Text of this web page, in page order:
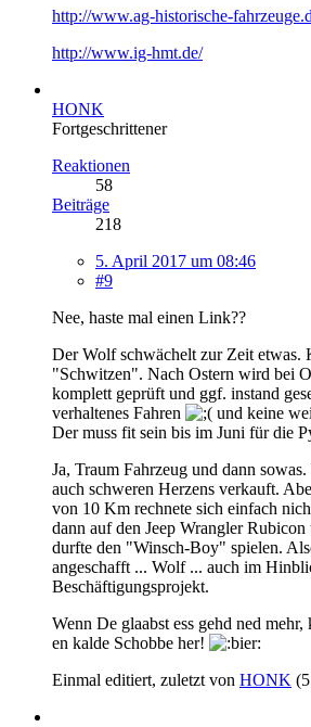
http://www.ag-historische-
http://www.ig-hmt.de/
HONK
Fortgeschrittener
Reaktionen
58
Beiträge
218
5. April 2017 um 08:46
#9
Nee, haste mal einen Link??
Der Wolf schwächelt zur Zeit etwas.
"Schwitzen". Nach Ostern wird bei
komplett geprüft und ggf. instand
verhaltenes Fahren
und keine
Der muss fit sein bis im Juni für die
Ja, Traum Fahrzeug und dann
auch schweren Herzens verkauft.
von 10 Km rechnete sich einfach
dann auf den Jeep Wrangler Rubicon
durfte den "Winsch-Boy" spielen.
angeschafft ... Wolf ... auch im
Beschäftigungsprojekt.
Wenn De glaabst ess gehd ned
en kalde Schobbe her!
Einmal editiert, zuletzt von HONK (